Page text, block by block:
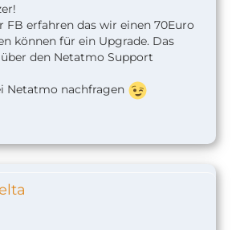
FB erfahren das wir einen 70Euro
können für ein Upgrade. Das
den Netatmo Support
Netatmo nachfragen